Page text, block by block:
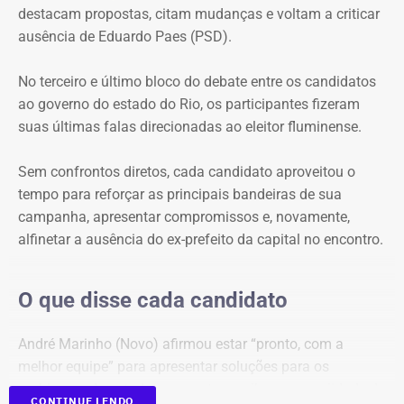
protagonizaram uma espécie de dobradinha, utilizando
suas perguntas para abrir espaço para o outro apresentar
foi reservado às considerações finais.
dominam primeiro bloco
Logo na primeira rodada, a ausência de Eduardo Paes
dividiu espaço com as referências ao ex-presidente da
policial.
A primeira menção a Bacellar foi feita por William Siri
(PSOL), que questionou Douglas Ruas (PL) sobre uma
declaração anterior em que o candidato havia defendido
destacam propostas, citam mudanças e voltam a criticar
ausência de Eduardo Paes (PSD).
No terceiro e último bloco do debate entre os candidatos
ao governo do estado do Rio, os participantes fizeram
suas últimas falas direcionadas ao eleitor fluminense.
Sem confrontos diretos, cada candidato aproveitou o
tempo para reforçar as principais bandeiras de sua
campanha, apresentar compromissos e, novamente,
alfinetar a ausência do ex-prefeito da capital no encontro.
O que disse cada candidato
André Marinho (Novo) afirmou estar “pronto, com a
melhor equipe” para apresentar soluções para os
problemas do estado e prometeu melhorar a qualidade de